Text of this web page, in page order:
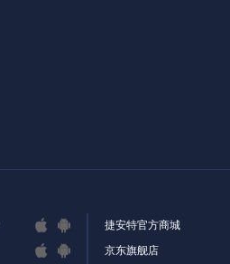
 
 
捷安特官方商城
京东旗舰店